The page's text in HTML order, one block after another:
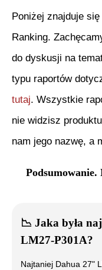
Poniżej znajduje
Ranking.
do dyskusji na
typu raportów
tutaj. Wszystkie
nie widzisz
nam jego nazwę, a
📉 Jaka była
LM27-P301A?
Najtaniej Dahua 27"